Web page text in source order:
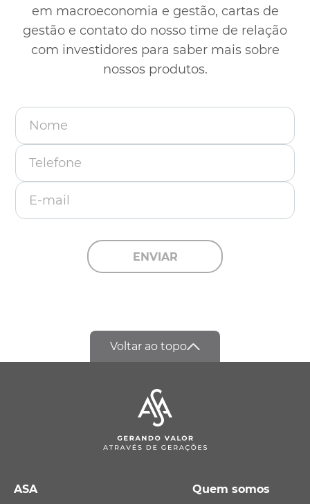
em macroeconomia e gestão, cartas de
gestão e contato do nosso time de relação
com investidores para saber mais sobre
nossos produtos.
Nome
Telefone
E-mail
ENVIAR
Voltar ao topo
ASA Quem somos